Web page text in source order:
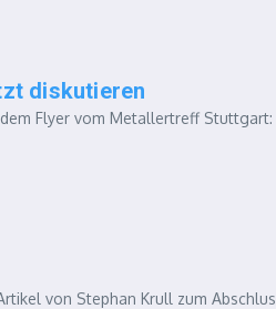
diskutieren
Flyer vom Metallertreff
von Stephan Krull zum